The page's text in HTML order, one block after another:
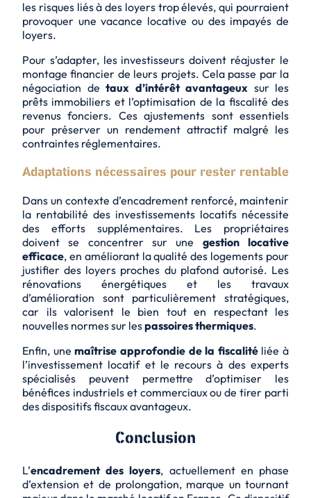
les risques liés à des loyers trop élevés, qui pourraient
provoquer une vacance locative ou des impayés de
loyers.
Pour s’adapter, les investisseurs doivent réajuster le
montage financier de leurs projets. Cela passe par la
négociation de taux d’intérêt avantageux sur les
prêts immobiliers et l’optimisation de la fiscalité des
revenus fonciers. Ces ajustements sont essentiels
pour préserver un rendement attractif malgré les
contraintes réglementaires.
Adaptations nécessaires pour rester rentable
Dans un contexte d’encadrement renforcé, maintenir
la rentabilité des investissements locatifs nécessite
des efforts supplémentaires. Les propriétaires
doivent se concentrer sur une gestion locative
efficace, en améliorant la qualité des logements pour
justifier des loyers proches du plafond autorisé. Les
rénovations énergétiques et les travaux
d’amélioration sont particulièrement stratégiques,
car ils valorisent le bien tout en respectant les
nouvelles normes sur lespassoires thermiques.
Enfin, unemaîtrise approfondie de la fiscalitéliée à
l’investissement locatif et le recours à des experts
spécialisés peuvent permettre d’optimiser les
bénéfices industriels et commerciaux ou de tirer parti
des dispositifs fiscaux avantageux.
Conclusion
L’encadrement des loyers, actuellement en phase
d’extension et de prolongation, marque un tournant